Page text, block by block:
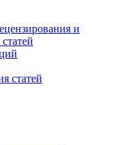
и
статей